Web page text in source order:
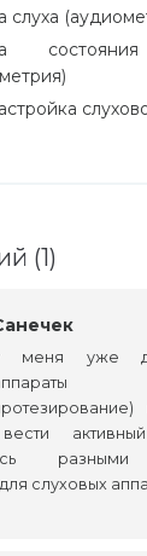
слуха
(1)
меня уже
вести
разными
слуховых